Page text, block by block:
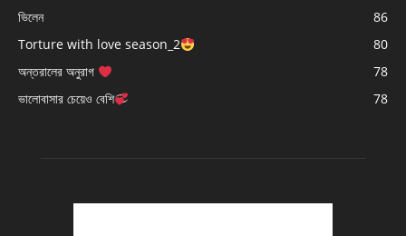
ভিলেন
86
Torture with love season_2
80
অন্তরালের অনুরাগ
78
ভালোবাসার চেয়েও বেশি
78